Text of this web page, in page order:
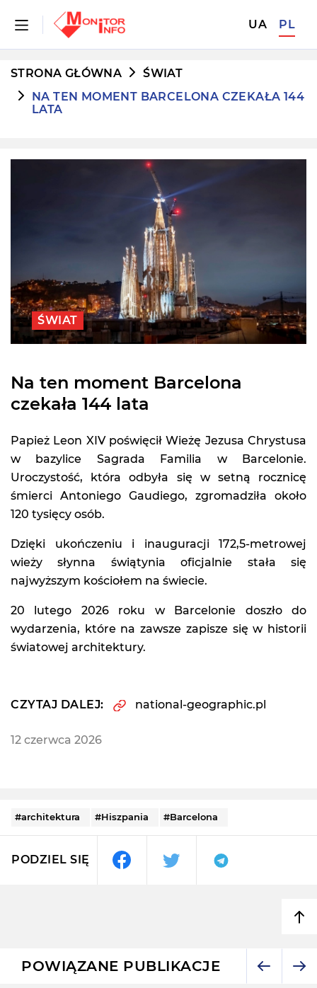
UA PL
STRONA GŁÓWNA
ŚWIAT
NA TEN MOMENT BARCELONA CZEKAŁA 144
LATA
ŚWIAT
Na ten moment Barcelona
czekała 144 lata
Papież Leon XIV poświęcił Wieżę Jezusa Chrystusa
w bazylice Sagrada Familia w Barcelonie.
Uroczystość, która odbyła się w setną rocznicę
śmierci Antoniego Gaudiego, zgromadziła około
120 tysięcy osób.
Dzięki ukończeniu i inauguracji 172,5-metrowej
wieży słynna świątynia oficjalnie stała się
najwyższym kościołem na świecie.
20 lutego 2026 roku w Barcelonie doszło do
wydarzenia, które na zawsze zapisze się w historii
światowej architektury.
CZYTAJ DALEJ: national-geographic.pl
12 czerwca 2026
#architektura #Hiszpania #Barcelona
PODZIEL SIĘ
POWIĄZANE PUBLIKACJE